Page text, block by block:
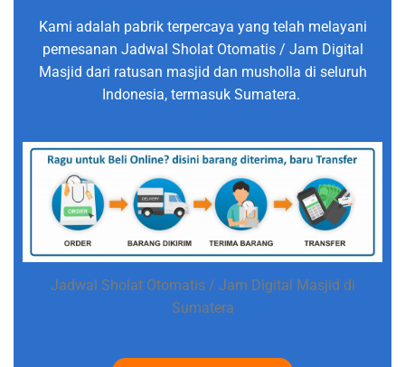
Kami adalah pabrik terpercaya yang telah melayani
pemesanan Jadwal Sholat Otomatis / Jam Digital
Masjid dari ratusan masjid dan musholla di seluruh
Indonesia, termasuk Sumatera.
Jadwal Sholat Otomatis / Jam Digital Masjid di
Sumatera